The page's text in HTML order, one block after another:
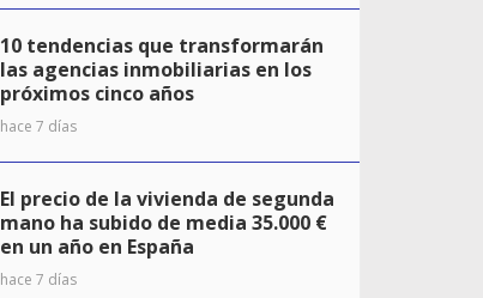
10 tendencias que transformarán
las agencias inmobiliarias en los
próximos cinco años
hace 7 días
El precio de la vivienda de segunda
mano ha subido de media 35.000 €
en un año en España
hace 7 días